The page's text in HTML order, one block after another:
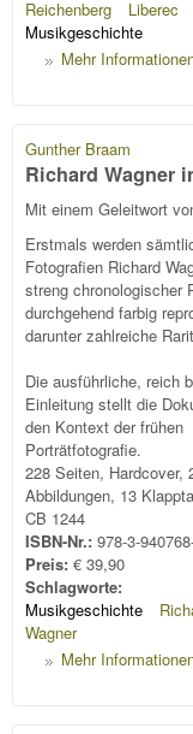
Reichenberg
Liberec
Musikgeschichte
Mehr
Gunther Braam
Richard Wagner
Mit einem Geleitwort
Erstmals werden
Fotografien Richard
streng chronologischer
durchgehend farbig
darunter zahlreiche
Die ausführliche, reich
Einleitung stellt die
den Kontext der frühen
Porträtfotografie.
228 Seiten, Hardcover,
Abbildungen, 13
CB 1244
ISBN-Nr.: 978-3-
Preis: € 39,90
Schlagworte:
Musikgeschichte
Wagner
Mehr